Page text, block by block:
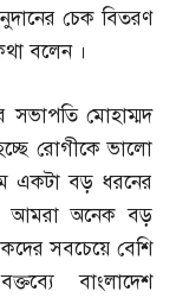
চেক বিতরণ
বলেন ।
সভাপতি মোহাম্মদ
রোগীকে ভালো
একটা বড় ধরনের
আমরা অনেক বড়
সবচেয়ে বেশি
বাংলাদেশ